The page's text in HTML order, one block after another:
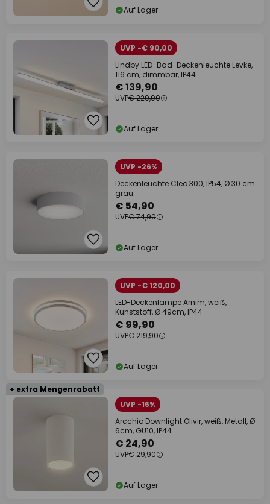
Auf Lager
UVP -€ 90,00
Lindby LED-Bad-Deckenleuchte Levke,
116 cm, dimmbar, IP44
€ 139,90
UVP€ 229,90
Auf Lager
UVP -26%
Deckenleuchte Cleo 300, IP54, Ø 30 cm
grau
€ 54,90
UVP€ 74,90
Auf Lager
UVP -€ 120,00
LED-Deckenlampe Arnim, weiß,
Kunststoff, Ø 49cm, IP44
€ 99,90
UVP€ 219,90
Auf Lager
+ extra Mengenrabatt
UVP -16%
Arcchio Downlight Olivir, weiß, Metall, Ø
6cm, GU10, IP44
€ 24,90
UVP€ 29,90
Auf Lager